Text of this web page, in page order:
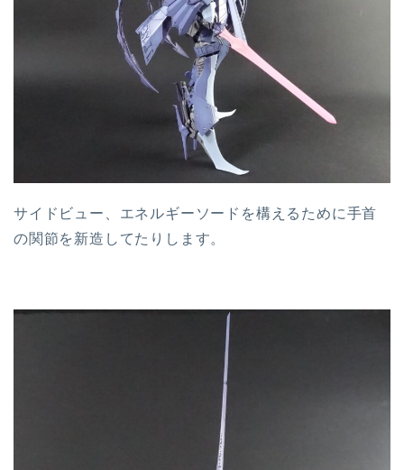
サイドビュー、エネルギーソードを構えるために手首
の関節を新造してたりします。